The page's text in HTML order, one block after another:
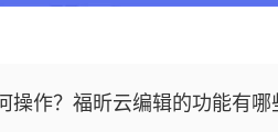
操作？福昕云编辑的功能有哪